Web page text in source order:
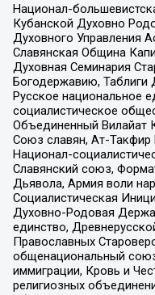
Национал-
Кубанской Духовно
Духовного Управления
Славянская Община
Духовная Семинария
Богодержавию, Таблиги
Русское национальное
социалистическое
Объединенный Вилайат
Союз славян, Ат-
Национал-
Славянский союз,
Дьявола, Армия воли
Социалистическая
Духовно-Родовая
единство,
Православных
общенациональный
иммиграции, Кровь и
религиозных